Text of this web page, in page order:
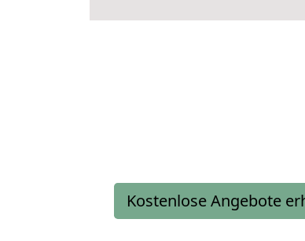
Kostenlose Angebote